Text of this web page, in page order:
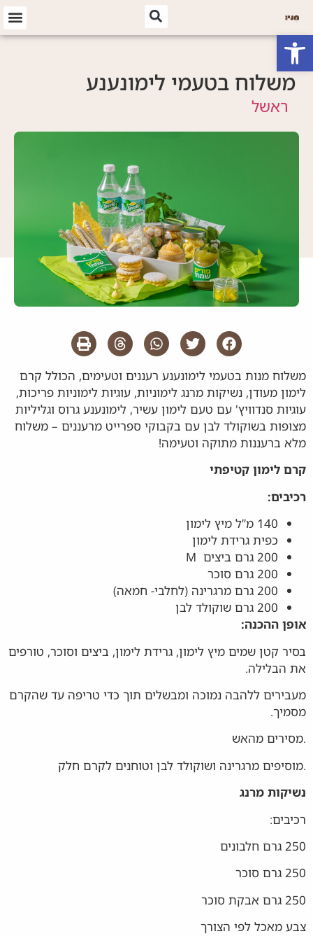
פתח סרגל נגישות
משלוח בטעמי לימונענע
ראשל
משלוח מנות בטעמי לימונענע רעננים וטעימים, הכולל קרם
לימון מעודן, נשיקות מרנג לימוניות, עוגיות לימוניות פריכות,
עוגיות סנדוויץ' עם טעם לימון עשיר, לימונענע גרוס וגליליות
מצופות בשוקולד לבן עם בקבוקי ספרייט מרעננים – משלוח
מלא ברעננות מתוקה וטעימה!
קרם לימון קטיפתי
רכיבים:
140 מ”ל מיץ לימון
כפית גרידת לימון
200 גרם ביצים M
200 גרם סוכר
200 גרם מרגרינה (לחלבי- חמאה)
200 גרם שוקולד לבן
אופן ההכנה:
בסיר קטן שמים מיץ לימון, גרידת לימון, ביצים וסוכר, טורפים
את הבלילה.
מעבירים ללהבה נמוכה ומבשלים תוך כדי טריפה עד שהקרם
מסמיך.
.מסירים מהאש
.מוסיפים מרגרינה ושוקולד לבן וטוחנים לקרם חלק
נשיקות מרנג
רכיבים:
250 גרם חלבונים
250 גרם סוכר
250 גרם אבקת סוכר
צבע מאכל לפי הצורך